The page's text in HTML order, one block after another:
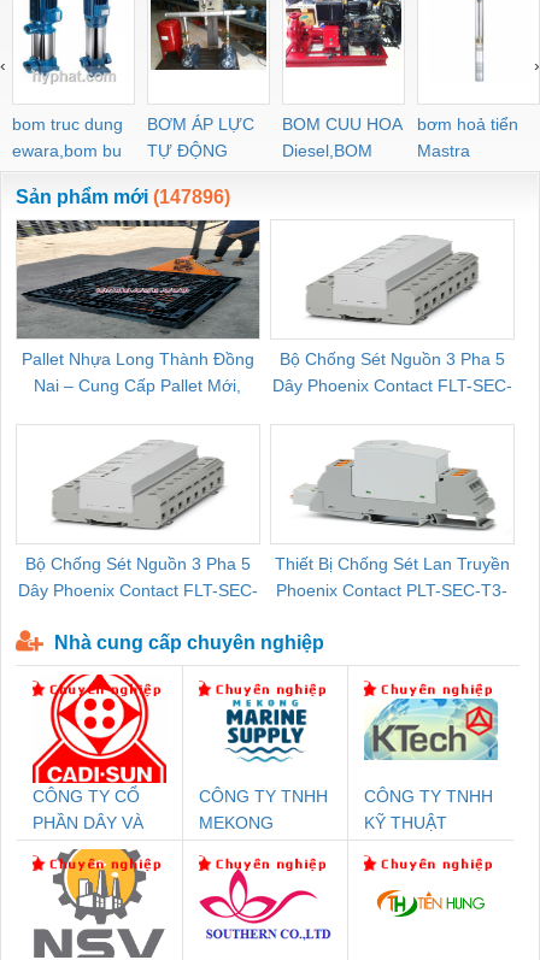
bom truc dung
ewara,bom bu
ewara
BƠM ÁP LỰC
TỰ ĐỘNG
BOM CUU HOA
Diesel,BOM
CHUA CHAY
bơm hoả tiển
Mastra
‹ ›
Sản phẩm mới (147896)
Pallet Nhựa Long Thành Đồng
Nai – Cung Cấp Pallet Mới,
Bộ Chống Sét Nguồn 3 Pha 5
Dây Phoenix Contact FLT-SEC-
Bộ Chống Sét Nguồn 3 Pha 5
Dây Phoenix Contact FLT-SEC-
Thiết Bị Chống Sét Lan Truyền
Phoenix Contact PLT-SEC-T3-
Nhà cung cấp chuyên nghiệp
CÔNG TY CỔ
PHẦN DÂY VÀ
CÁP ĐIỆN
THƯỢNG ĐÌNH
CÔNG TY TNHH
MEKONG
SUPPLY
CÔNG TY TNHH
KỸ THUẬT
NAM